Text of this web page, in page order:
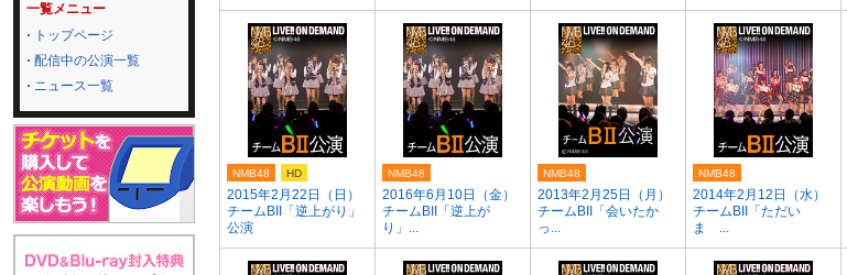
一覧メニュー
トップページ
配信中の公演一覧
ニュース一覧
2015年2月22日（日）
チームBII「逆上がり」
公演
NMB48 HD
2016年6月10日（金）
チームBII「逆上が
り」...
NMB48
2013年2月25日（月）
チームBII「会いたか
っ...
NMB48
2014年2月12日（水）
チームBII「ただい
ま ...
NMB48